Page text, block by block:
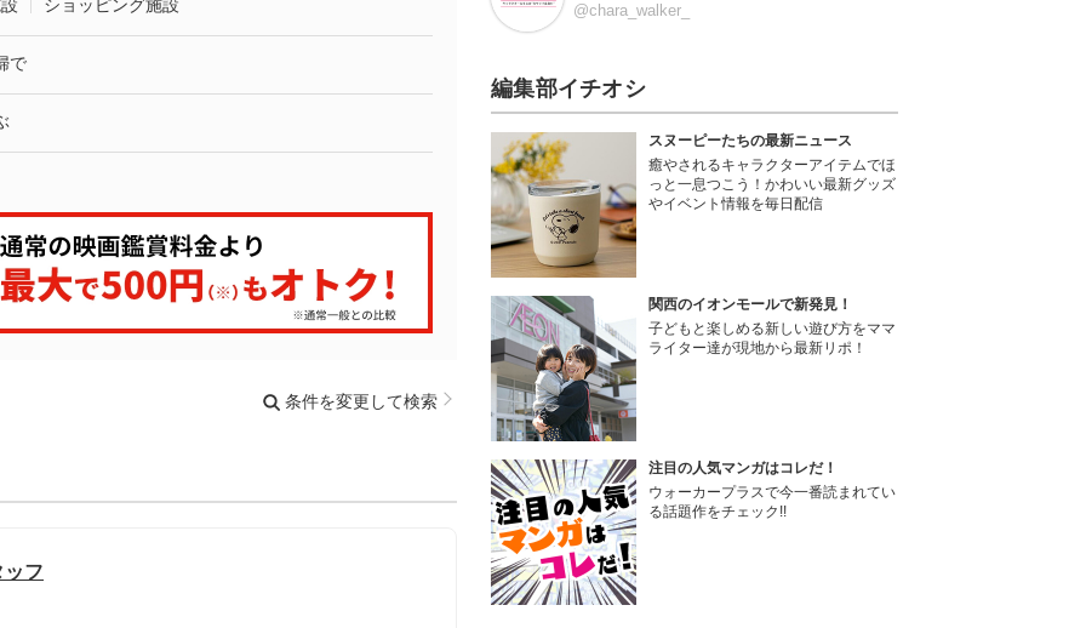
ショッピング施設
で
条件を変更して検索
フ
@chara_walker_
編集部イチオシ
スヌーピーたちの最新ニュース
癒やされるキャラクターアイテムでほ
っと一息つこう！かわいい最新グッズ
やイベント情報を毎日配信
関西のイオンモールで新発見！
子どもと楽しめる新しい遊び方をママ
ライター達が現地から最新リポ！
注目の人気マンガはコレだ！
ウォーカープラスで今一番読まれてい
る話題作をチェック!!